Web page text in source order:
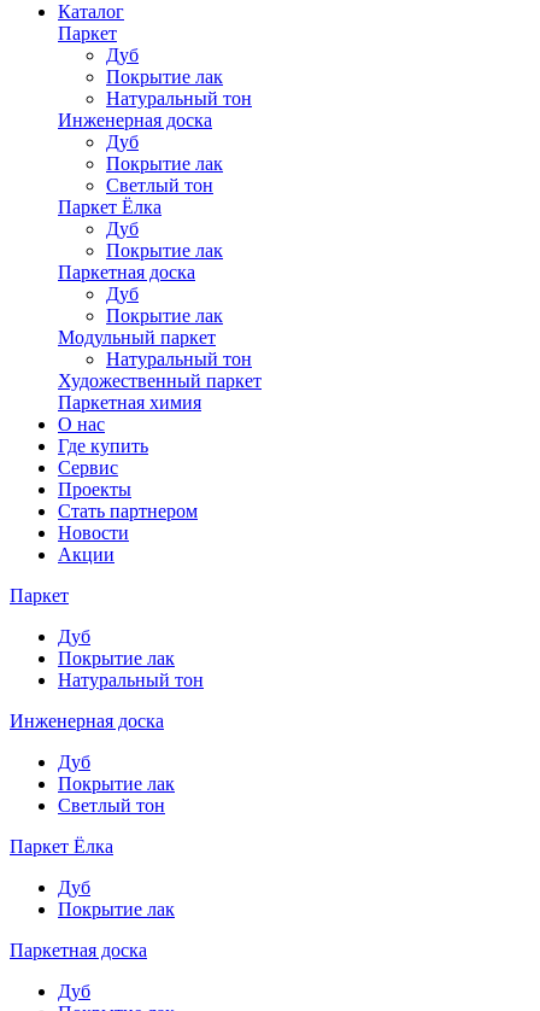
Каталог
Паркет
Дуб
Покрытие лак
Натуральный тон
Инженерная доска
Дуб
Покрытие лак
Светлый тон
Паркет Ёлка
Дуб
Покрытие лак
Паркетная доска
Дуб
Покрытие лак
Модульный паркет
Натуральный тон
Художественный паркет
Паркетная химия
О нас
Где купить
Сервис
Проекты
Стать партнером
Новости
Акции
Паркет
Дуб
Покрытие лак
Натуральный тон
Инженерная доска
Дуб
Покрытие лак
Светлый тон
Паркет Ёлка
Дуб
Покрытие лак
Паркетная доска
Дуб